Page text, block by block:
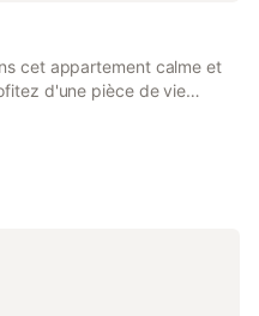
cet appartement calme et
d'une pièce de vie
ouvrant sur un balcon
La cuisine moderne est
dispose d'un lit double et